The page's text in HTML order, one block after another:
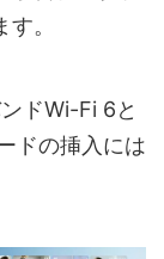
。
ドWi-Fi 6と
ドの挿入には